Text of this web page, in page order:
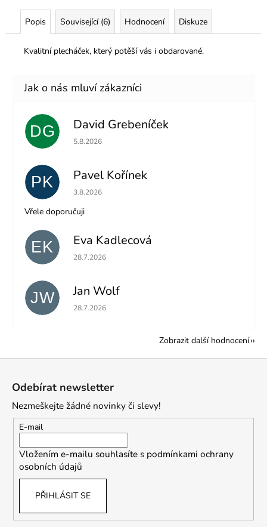
Popis Související (6) Hodnocení Diskuze
Kvalitní plecháček, který potěší vás i obdarované.
DG David Grebeníček
Hodnocení obchodu je 5 z 5 hvězdiček.
5.8.2026
PK Pavel Kořínek
Hodnocení obchodu je 5 z 5 hvězdiček.
3.8.2026
Vřele doporučuji
EK Eva Kadlecová
Hodnocení obchodu je 5 z 5 hvězdiček.
28.7.2026
JW Jan Wolf
Hodnocení obchodu je 5 z 5 hvězdiček.
28.7.2026
Zobrazit další hodnocení
Odebírat newsletter
Nezmeškejte žádné novinky či slevy!
E-mail
Vložením e-mailu souhlasíte s podmínkami ochrany
osobních údajů
PŘIHLÁSIT SE